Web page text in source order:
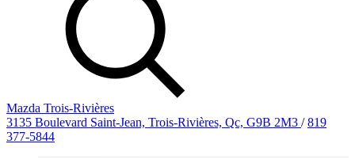
Mazda Trois-Rivières
3135 Boulevard Saint-Jean, Trois-Rivières, Qc, G9B 2M3 / 819
377-5844